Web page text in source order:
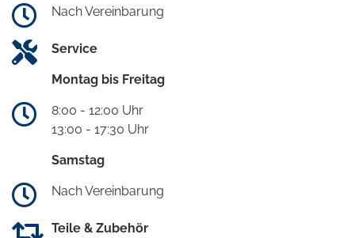
Nach Vereinbarung
Service
Montag bis Freitag
8:00 - 12:00 Uhr
13:00 - 17:30 Uhr
Samstag
Nach Vereinbarung
Teile & Zubehör